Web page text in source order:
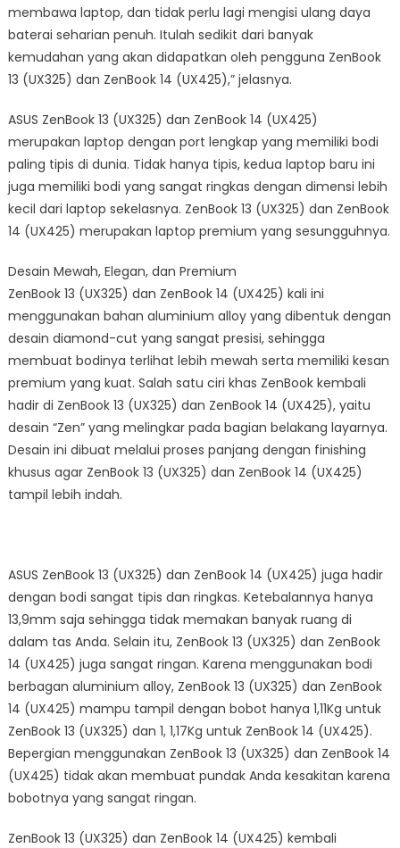
membawa laptop, dan tidak perlu lagi mengisi ulang daya
baterai seharian penuh. Itulah sedikit dari banyak
kemudahan yang akan didapatkan oleh pengguna ZenBook
13 (UX325) dan ZenBook 14 (UX425),” jelasnya.
ASUS ZenBook 13 (UX325) dan ZenBook 14 (UX425)
merupakan laptop dengan port lengkap yang memiliki bodi
paling tipis di dunia. Tidak hanya tipis, kedua laptop baru ini
juga memiliki bodi yang sangat ringkas dengan dimensi lebih
kecil dari laptop sekelasnya. ZenBook 13 (UX325) dan ZenBook
14 (UX425) merupakan laptop premium yang sesungguhnya.
Desain Mewah, Elegan, dan Premium
ZenBook 13 (UX325) dan ZenBook 14 (UX425) kali ini
menggunakan bahan aluminium alloy yang dibentuk dengan
desain diamond-cut yang sangat presisi, sehingga
membuat bodinya terlihat lebih mewah serta memiliki kesan
premium yang kuat. Salah satu ciri khas ZenBook kembali
hadir di ZenBook 13 (UX325) dan ZenBook 14 (UX425), yaitu
desain “Zen” yang melingkar pada bagian belakang layarnya.
Desain ini dibuat melalui proses panjang dengan finishing
khusus agar ZenBook 13 (UX325) dan ZenBook 14 (UX425)
tampil lebih indah.
ASUS ZenBook 13 (UX325) dan ZenBook 14 (UX425) juga hadir
dengan bodi sangat tipis dan ringkas. Ketebalannya hanya
13,9mm saja sehingga tidak memakan banyak ruang di
dalam tas Anda. Selain itu, ZenBook 13 (UX325) dan ZenBook
14 (UX425) juga sangat ringan. Karena menggunakan bodi
berbagan aluminium alloy, ZenBook 13 (UX325) dan ZenBook
14 (UX425) mampu tampil dengan bobot hanya 1,11Kg untuk
ZenBook 13 (UX325) dan 1, 1,17Kg untuk ZenBook 14 (UX425).
Bepergian menggunakan ZenBook 13 (UX325) dan ZenBook 14
(UX425) tidak akan membuat pundak Anda kesakitan karena
bobotnya yang sangat ringan.
ZenBook 13 (UX325) dan ZenBook 14 (UX425) kembali